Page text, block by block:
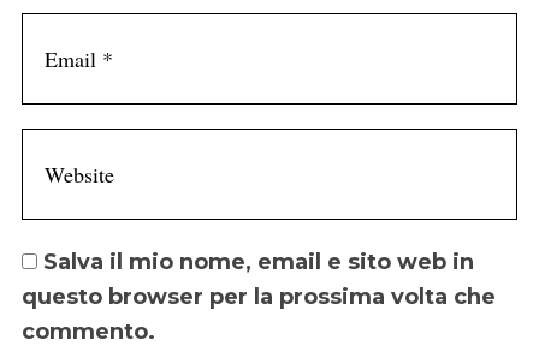
Salva il mio nome, email e sito web in
questo browser per la prossima volta che
commento.